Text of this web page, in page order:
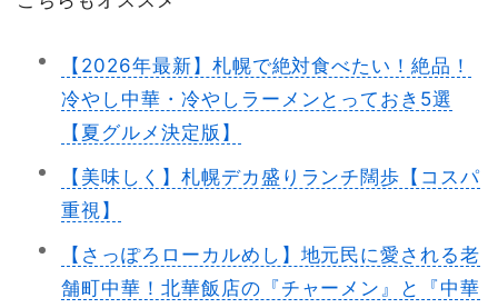
【2026年最新】札幌で絶対食べたい！絶品！
冷やし中華・冷やしラーメンとっておき5選
【夏グルメ決定版】
【美味しく】札幌デカ盛りランチ闊歩【コスパ
重視】
【さっぽろローカルめし】地元民に愛される老
舗町中華！北華飯店の『チャーメン』と『中華